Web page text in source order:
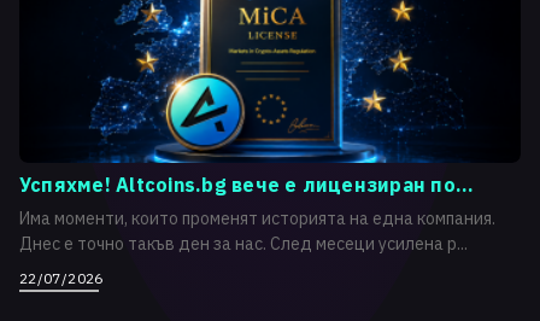
Успяхме! Altcoins.bg вече е лицензиран по...
Има моменти, които променят историята на една компания.
Днес е точно такъв ден за нас. След месеци усилена р...
22/07/2026